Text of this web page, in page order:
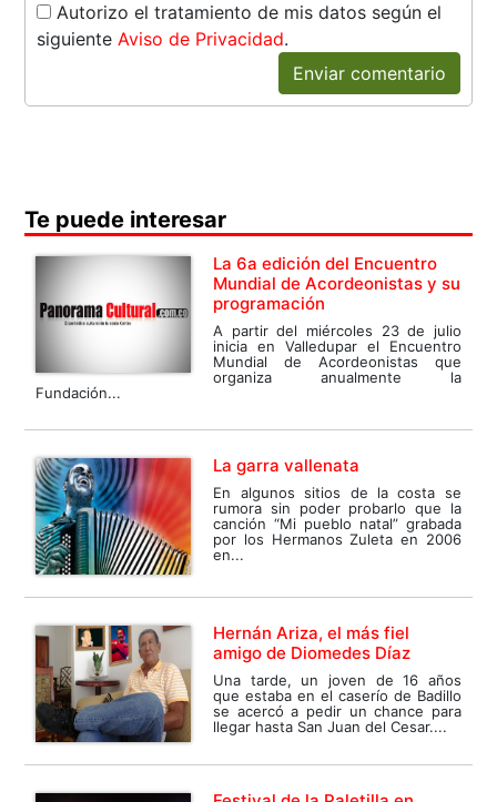
Autorizo el tratamiento de mis datos según el
siguienteAviso de Privacidad.
Enviar comentario
Te puede interesar
La 6a edición del Encuentro
Mundial de Acordeonistas y su
programación
A partir del miércoles 23 de julio
inicia en Valledupar el Encuentro
Mundial de Acordeonistas que
organiza anualmente la
Fundación...
La garra vallenata
En algunos sitios de la costa se
rumora sin poder probarlo que la
canción “Mi pueblo natal” grabada
por los Hermanos Zuleta en 2006
en...
Hernán Ariza, el más fiel
amigo de Diomedes Díaz
Una tarde, un joven de 16 años
que estaba en el caserío de Badillo
se acercó a pedir un chance para
llegar hasta San Juan del Cesar....